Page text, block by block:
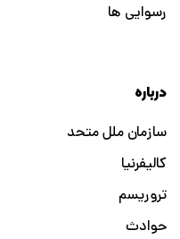
رسوایی ها
درباره
سازمان ملل متحد
کالیفرنیا
تروریسم
حوادث